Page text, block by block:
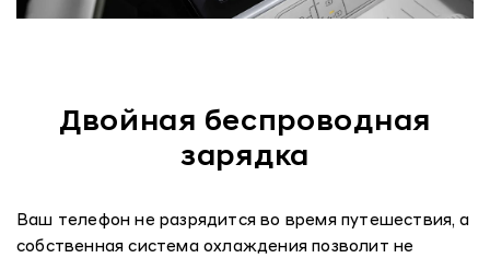
Двойная беспроводная
зарядка
Ваш телефон не разрядится во время путешествия, а
собственная система охлаждения позволит не